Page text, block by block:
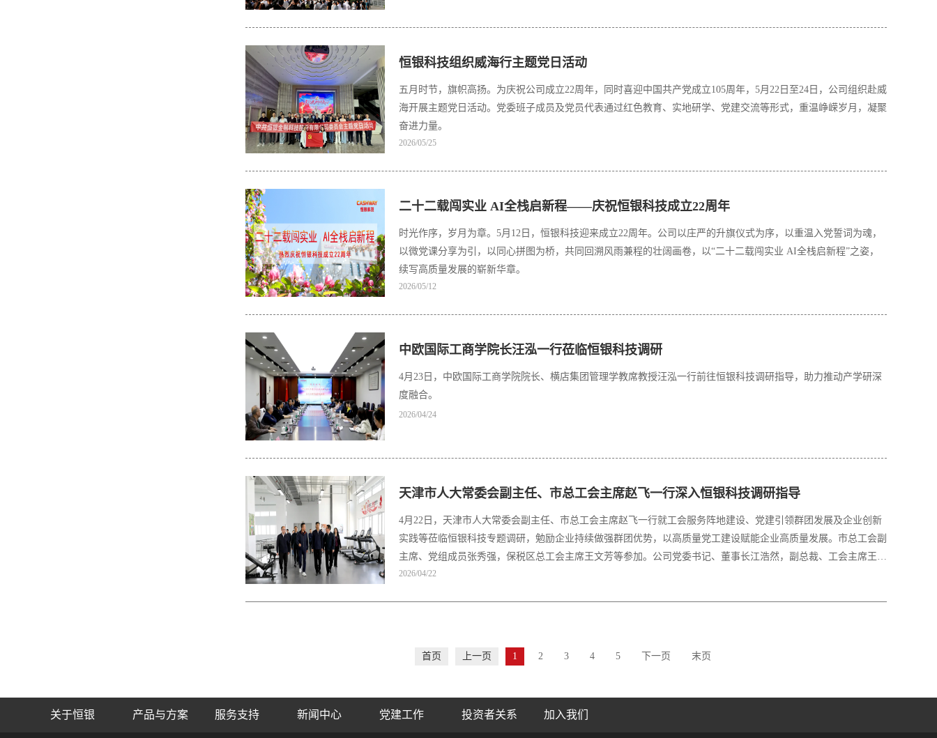
恒银科技组织威海行主题党日活动
五月时节，旗帜高扬。为庆祝公司成立22周年，同时喜迎中国共产党成立105周年，5月22日至24日，公司组织赴威
海开展主题党日活动。党委班子成员及党员代表通过红色教育、实地研学、党建交流等形式，重温峥嵘岁月，凝聚
奋进力量。
2026/05/25
二十二载闯实业 AI全栈启新程——庆祝恒银科技成立22周年
时光作序，岁月为章。5月12日，恒银科技迎来成立22周年。公司以庄严的升旗仪式为序，以重温入党誓词为魂，
以微党课分享为引，以同心拼图为桥，共同回溯风雨兼程的壮阔画卷，以“二十二载闯实业 AI全栈启新程”之姿，
续写高质量发展的崭新华章。
2026/05/12
中欧国际工商学院长汪泓一行莅临恒银科技调研
4月23日，中欧国际工商学院院长、横店集团管理学教席教授汪泓一行前往恒银科技调研指导，助力推动产学研深
度融合。
2026/04/24
天津市人大常委会副主任、市总工会主席赵飞一行深入恒银科技调研指导
4月22日，天津市人大常委会副主任、市总工会主席赵飞一行就工会服务阵地建设、党建引领群团发展及企业创新
实践等莅临恒银科技专题调研，勉励企业持续做强群团优势，以高质量党工建设赋能企业高质量发展。市总工会副
主席、党组成员张秀强，保税区总工会主席王文芳等参加。公司党委书记、董事长江浩然，副总裁、工会主席王
伟，党委副书记梁晓刚等接待。
2026/04/22
首页 上一页 1 2 3 4 5 下一页 末页
关于恒银 产品与方案 服务支持 新闻中心 党建工作 投资者关系 加入我们